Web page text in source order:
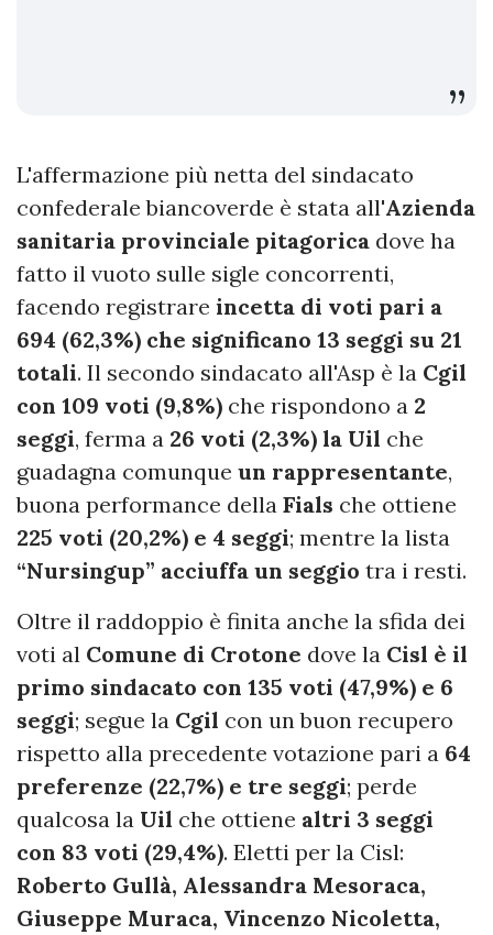
L'affermazione più netta del sindacato
confederale biancoverde è stata all'Azienda
sanitaria provinciale pitagorica dove ha
fatto il vuoto sulle sigle concorrenti,
facendo registrare incetta di voti pari a
694 (62,3%) che significano 13 seggi su 21
totali. Il secondo sindacato all'Asp è la Cgil
con 109 voti (9,8%) che rispondono a 2
seggi, ferma a 26 voti (2,3%) la Uil che
guadagna comunque un rappresentante,
buona performance della Fials che ottiene
225 voti (20,2%) e 4 seggi; mentre la lista
“Nursingup” acciuffa un seggio tra i resti.
Oltre il raddoppio è finita anche la sfida dei
voti al Comune di Crotone dove la Cisl è il
primo sindacato con 135 voti (47,9%) e 6
seggi; segue la Cgil con un buon recupero
rispetto alla precedente votazione pari a 64
preferenze (22,7%) e tre seggi; perde
qualcosa la Uil che ottiene altri 3 seggi
con 83 voti (29,4%). Eletti per la Cisl:
Roberto Gullà, Alessandra Mesoraca,
Giuseppe Muraca, Vincenzo Nicoletta,